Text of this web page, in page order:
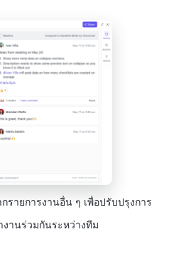
รายการงานอื่น ๆ เพื่อปรับปรุงการ
งานร่วมกันระหว่างทีม